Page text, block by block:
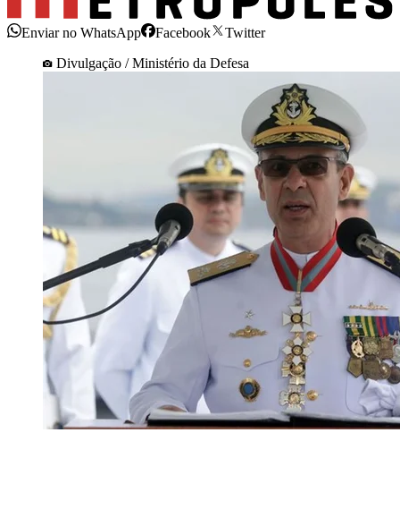
Enviar no WhatsApp Facebook
Twitter
Divulgação / Ministério da Defesa